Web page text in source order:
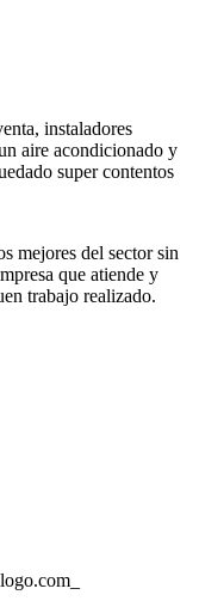
instaladores
aire acondicionado y
super contentos
mejores del sector sin
que atiende y
trabajo realizado.